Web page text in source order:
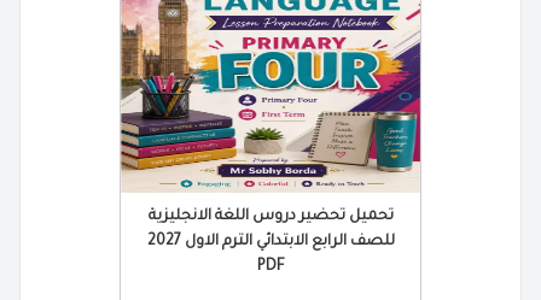
تحميل تحضير دروس اللغة الانجليزية
للصف الرابع الابتدائي الترم الاول 2027
PDF